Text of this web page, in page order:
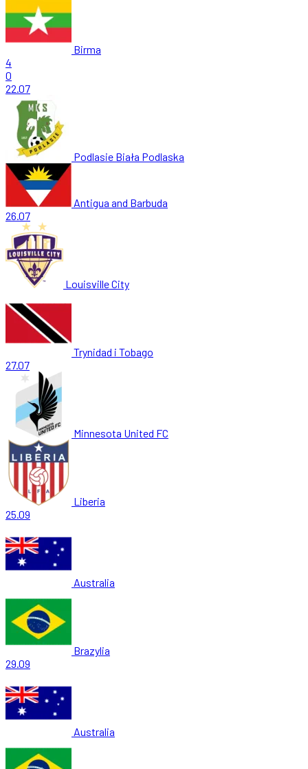
Birma
4
0
22.07
Podlasie Biała Podlaska
Antigua and Barbuda
26.07
Louisville City
Trynidad i Tobago
27.07
Minnesota United FC
Liberia
25.09
Australia
Brazylia
29.09
Australia